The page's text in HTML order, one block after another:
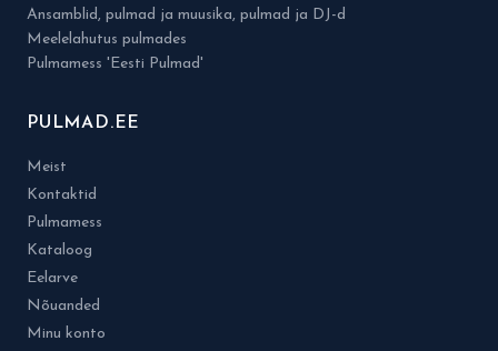
Ansamblid, pulmad ja muusika, pulmad ja DJ-d
Meelelahutus pulmades
Pulmamess 'Eesti Pulmad'
PULMAD.EE
Meist
Kontaktid
Pulmamess
Kataloog
Eelarve
Nõuanded
Minu konto